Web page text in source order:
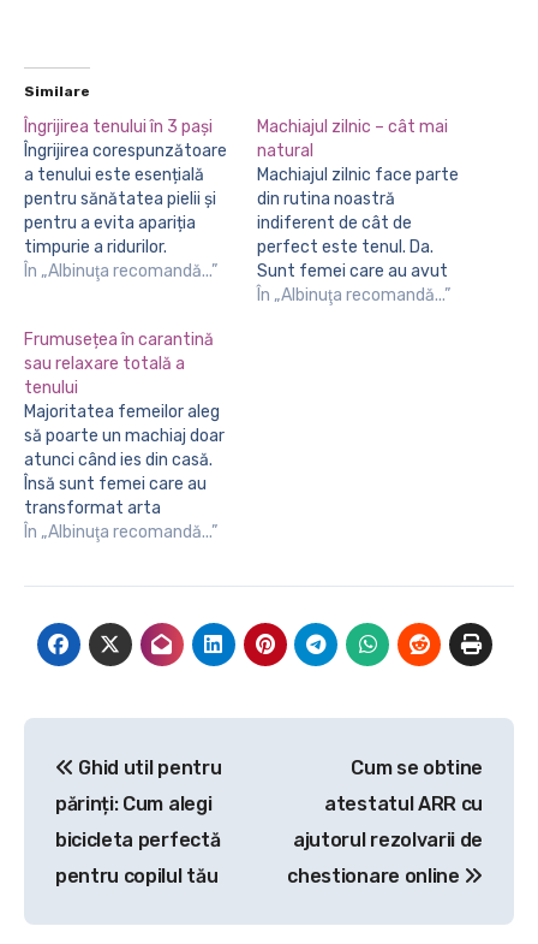
Similare
Îngrijirea tenului în 3 pași
a tenului este esențială
pentru sănătatea pielii și
pentru a evita apariția
timpurie a ridurilor.
Demachierea! În primul
Un ten încărcat de machiaj
nu lasă pielea să respire
corespunzător, iar dacă
tenul nu este curățat
peste noapte, machiajul
poate duce la apariția
ridurilor,…
În „Albinuţa recomandă...”
Machiajul zilnic – cât mai
natural
Machiajul zilnic face parte
din rutina noastră
indiferent de cât de
perfect este tenul. Da.
Sunt femei care au avut
norocul să beneficieze de
În „Albinuţa recomandă...”
Frumusețea în carantină
sau relaxare totală a
tenului
Majoritatea femeilor aleg
să poarte un machiaj doar
atunci când ies din casă.
Însă sunt femei care au
transformat arta
machiajului într-o rutină
cosmetice de calitate
superioară și potrivite
În „Albinuţa recomandă...”
articole
Ghid util pentru
părinți: Cum alegi
bicicleta perfectă
pentru copilul tău
Cum se obtine
atestatul ARR cu
ajutorul rezolvarii de
chestionare online